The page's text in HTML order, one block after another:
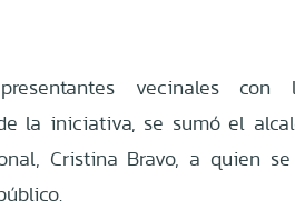
vecinales con
la iniciativa, se sumó el
Cristina Bravo, a quien